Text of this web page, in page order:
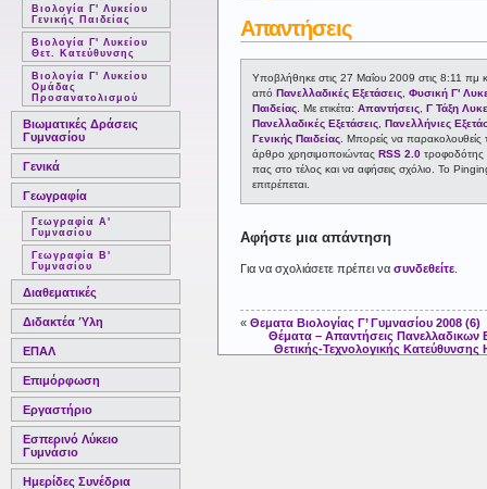
Βιολογία Γ' Λυκείου
Γενικής Παιδείας
Βιολογία Γ' Λυκείου
Θετ. Κατεύθυνσης
Βιολογία Γ' Λυκείου
Ομάδας
Προσανατολισμού
Βιωματικές Δράσεις
Γυμνασίου
Γενικά
Γεωγραφία
Γεωγραφία Α'
Γυμνασίου
Γεωγραφία Β'
Γυμνασίου
Διαθεματικές
Διδακτέα Ύλη
ΕΠΑΛ
Επιμόρφωση
Εργαστήριο
Εσπερινό Λύκειο
Γυμνάσιο
Ημερίδες Συνέδρια
Απαντήσεις
Υποβλήθηκε στις 27 Μαΐου 2009 στις 8:11 πμ
από Πανελλαδικές Εξετάσεις Φυσική Γ'
Παιδείας . Με ετικέτα: Απαντήσεις Γ Τάξη
Πανελλαδικές Εξετάσεις Πανελλήνιες
Γενικής Παιδείας . Μπορείς να παρακολουθείς
άρθρο χρησιμοποιώντας RSS 2.0
πας στο τέλος και να αφήσεις σχόλιο. Το
επιτρέπεται.
Αφήστε μια απάντηση
Για να σχολιάσετε πρέπει να συνδεθείτε
« Θεματα Βιολογίας Γ’ Γυμνασίου 2008 (6)
Θέματα – Απαντήσεις Πανελλαδικων
Θετικής-Τεχνολογικής